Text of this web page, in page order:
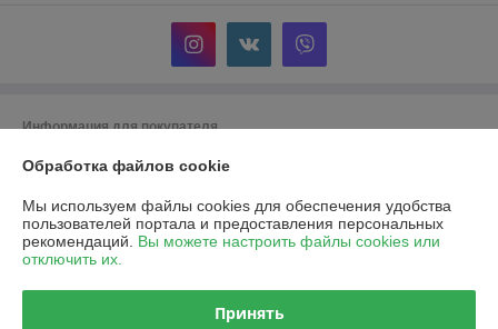
Информация для покупателя
Юридическое лицо:Общество с ограниченной ответственностью
«Ивкомпрайм»
Регистрационный номер ЕГР: 193930318
УНП: 193930318
Обработка файлов cookie
Мы используем файлы cookies для обеспечения удобства
пользователей портала и предоставления персональных
рекомендаций. Вы можете настроить файлы cookies или
отключить их.
Принять